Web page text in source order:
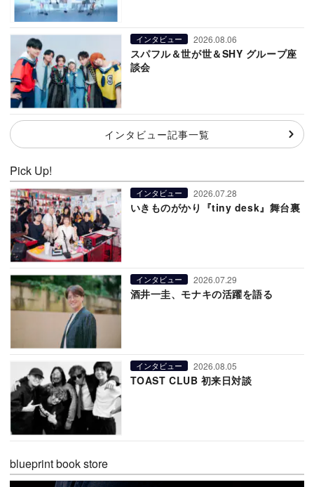
インタビュー 2026.08.06
スパフル＆世が世＆SHY グループ座
談会
インタビュー記事一覧
Pick Up!
インタビュー 2026.07.28
いきものがかり『tiny desk』舞台裏
インタビュー 2026.07.29
酒井一圭、モナキの活躍を語る
インタビュー 2026.08.05
TOAST CLUB 初来日対談
blueprint book store